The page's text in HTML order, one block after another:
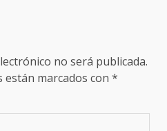
no será publicada.
marcados con *